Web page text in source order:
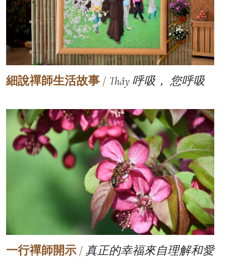
細說禪師生活故事 / Thầy 呼吸， 您呼吸
一行禪師開示 / 真正的幸福來自理解和愛